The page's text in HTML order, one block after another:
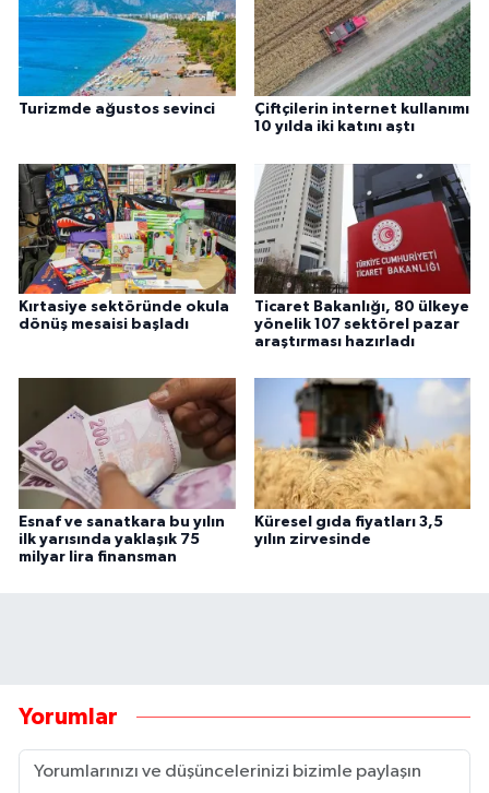
Turizmde ağustos sevinci
Çiftçilerin internet kullanımı
10 yılda iki katını aştı
Kırtasiye sektöründe okula
dönüş mesaisi başladı
Ticaret Bakanlığı, 80 ülkeye
yönelik 107 sektörel pazar
araştırması hazırladı
Esnaf ve sanatkara bu yılın
ilk yarısında yaklaşık 75
milyar lira finansman
Küresel gıda fiyatları 3,5
yılın zirvesinde
Yorumlar